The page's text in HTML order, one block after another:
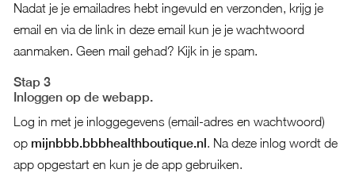
Nadat je je emailadres hebt ingevuld en verzonden, krijg je
email en via de link in deze email kun je je wachtwoord
aanmaken. Geen mail gehad? Kijk in je spam.
Stap 3
Inloggen op de webapp.
Log in met je inloggegevens (email-adres en wachtwoord)
op mijnbbb.bbbhealthboutique.nl . Na deze inlog wordt de
app opgestart en kun je de app gebruiken.